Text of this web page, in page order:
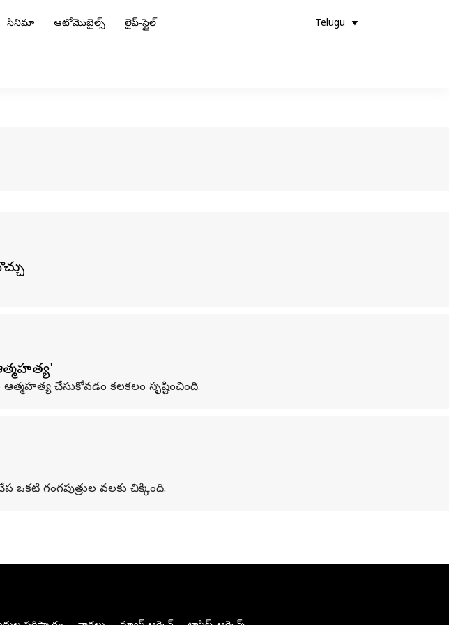
సినిమా ఆటోమొబైల్స్ లైఫ్-స్టైల్ Telugu
చేసుకోవడం కలకలం సృష్టించింది.
గంగపుత్రుల వలకు చిక్కింది.